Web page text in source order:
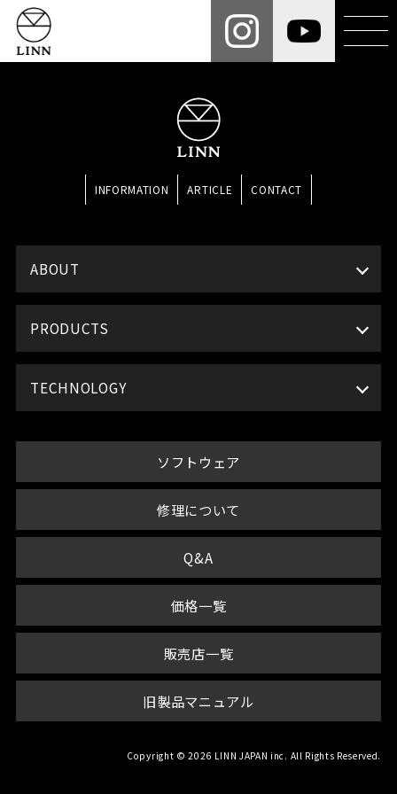
INFORMATION ARTICLE CONTACT
ABOUT
PRODUCTS
TECHNOLOGY
ソフトウェア
修理について
Q&A
価格一覧
販売店一覧
旧製品マニュアル
Copyright © 2026 LINN JAPAN inc. All Rights Reserved.